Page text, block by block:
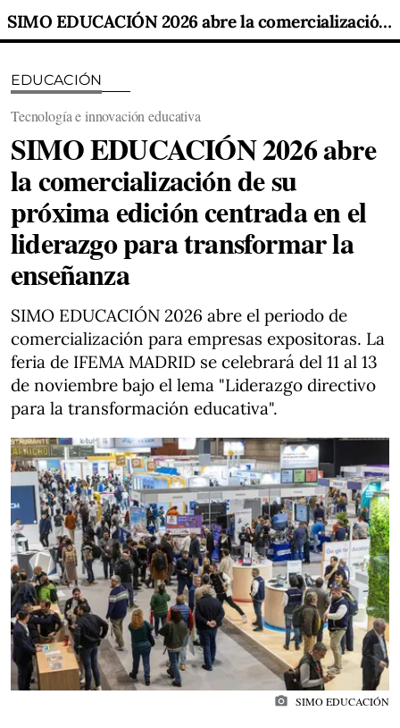
SIMO EDUCACIÓN 2026 abre la comercialización de su próxima edición centrada en el liderazgo para transformar la enseñanza
EDUCACIÓN
Tecnología e innovación educativa
SIMO EDUCACIÓN 2026 abre
la comercialización de su
próxima edición centrada en el
liderazgo para transformar la
enseñanza
SIMO EDUCACIÓN 2026 abre el periodo de
comercialización para empresas expositoras. La
feria de IFEMA MADRID se celebrará del 11 al 13
de noviembre bajo el lema "Liderazgo directivo
para la transformación educativa".
photo_camera SIMO EDUCACIÓN